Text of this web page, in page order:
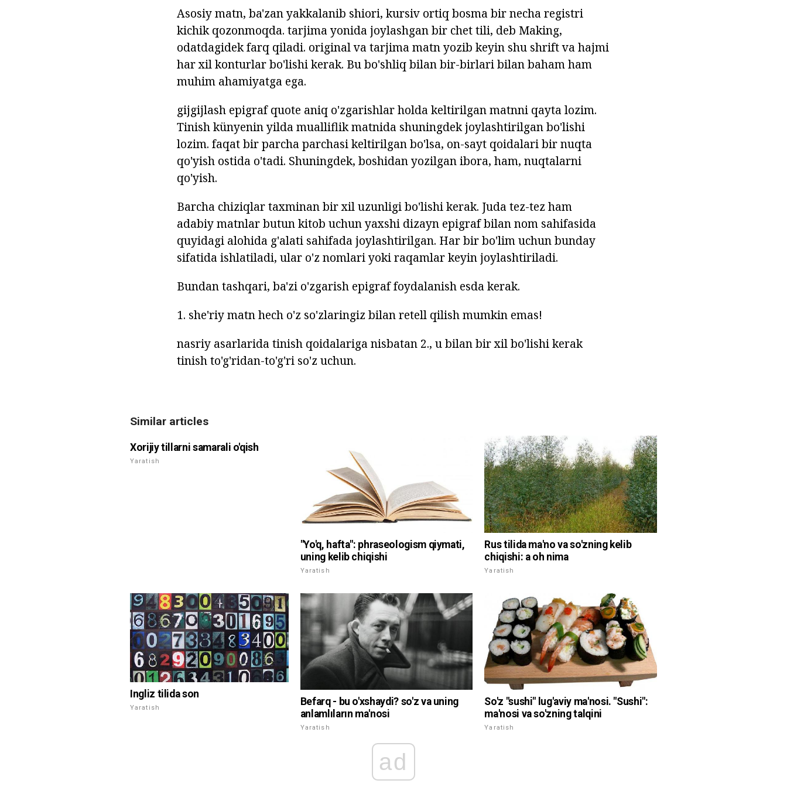
Asosiy matn, ba'zan yakkalanib shiori, kursiv ortiq bosma bir necha registri
kichik qozonmoqda. tarjima yonida joylashgan bir chet tili, deb Making,
odatdagidek farq qiladi. original va tarjima matn yozib keyin shu shrift va hajmi
har xil konturlar bo'lishi kerak. Bu bo'shliq bilan bir-birlari bilan baham ham
muhim ahamiyatga ega.
gijgijlash epigraf quote aniq o'zgarishlar holda keltirilgan matnni qayta lozim.
Tinish künyenin yilda mualliflik matnida shuningdek joylashtirilgan bo'lishi
lozim. faqat bir parcha parchasi keltirilgan bo'lsa, on-sayt qoidalari bir nuqta
qo'yish ostida o'tadi. Shuningdek, boshidan yozilgan ibora, ham, nuqtalarni
qo'yish.
Barcha chiziqlar taxminan bir xil uzunligi bo'lishi kerak. Juda tez-tez ham
adabiy matnlar butun kitob uchun yaxshi dizayn epigraf bilan nom sahifasida
quyidagi alohida g'alati sahifada joylashtirilgan. Har bir bo'lim uchun bunday
sifatida ishlatiladi, ular o'z nomlari yoki raqamlar keyin joylashtiriladi.
Bundan tashqari, ba'zi o'zgarish epigraf foydalanish esda kerak.
1. she'riy matn hech o'z so'zlaringiz bilan retell qilish mumkin emas!
nasriy asarlarida tinish qoidalariga nisbatan 2., u bilan bir xil bo'lishi kerak
tinish to'g'ridan-to'g'ri so'z uchun.
Similar articles
Xorijiy tillarni samarali o'qish
Yaratish
"Yo'q, hafta": phraseologism qiymati,
uning kelib chiqishi
Yaratish
Rus tilida ma'no va so'zning kelib
chiqishi: a oh nima
Yaratish
Ingliz tilida son
Yaratish
Befarq - bu o'xshaydi? so'z va uning
anlamlıların ma'nosi
Yaratish
So'z "sushi" lug'aviy ma'nosi. "Sushi":
ma'nosi va so'zning talqini
Yaratish
ad